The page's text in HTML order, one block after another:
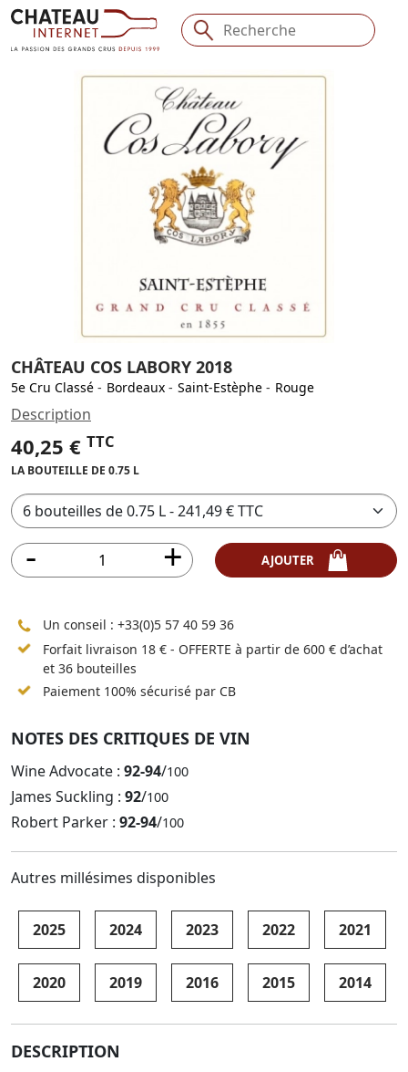
CHÂTEAU COS LABORY 2018
5e Cru Classé - Bordeaux - Saint-Estèphe - Rouge
Description
40,25 € TTC
LA BOUTEILLE DE 0.75 L
Un conseil : +33(0)5 57 40 59 36
Forfait livraison 18 € - OFFERTE à partir de 600 € d’achat
et 36 bouteilles
Paiement 100% sécurisé par CB
NOTES DES CRITIQUES DE VIN
Wine Advocate : 92-94/100
James Suckling : 92/100
Robert Parker : 92-94/100
Autres millésimes disponibles
2025 2024 2023 2022 2021
2020 2019 2016 2015 2014
DESCRIPTION